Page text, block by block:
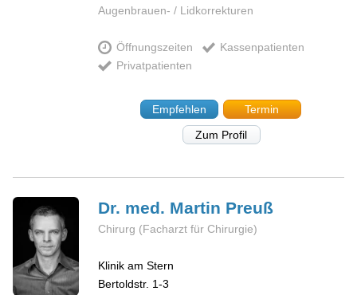
Augenbrauen- / Lidkorrekturen
Öffnungszeiten
Kassenpatienten
Privatpatienten
Empfehlen
Termin
Zum Profil
Dr. med. Martin Preuß
Chirurg (Facharzt für Chirurgie)
Klinik am Stern
Bertoldstr. 1-3